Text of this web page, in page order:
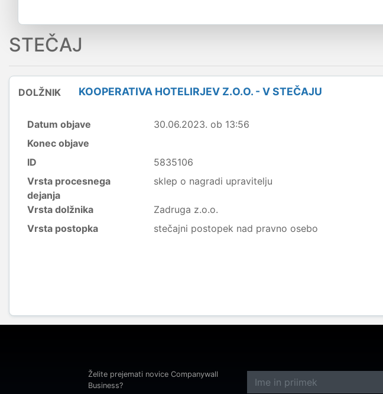
STEČAJ
DOLŽNIK KOOPERATIVA HOTELIRJEV Z.O.O. - V STEČAJU
Datum objave
30.06.2023. ob 13:56
Konec objave
ID
5835106
Vrsta procesnega
dejanja
sklep o nagradi upravitelju
Vrsta dolžnika
Zadruga z.o.o.
Vrsta postopka
stečajni postopek nad pravno osebo
Želite prejemati novice Companywall
Business?